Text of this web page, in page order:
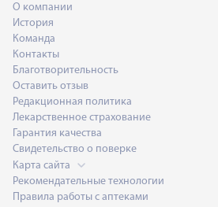
О компании
История
Команда
Контакты
Благотворительность
Оставить отзыв
Редакционная политика
Лекарственное страхование
Гарантия качества
Свидетельство о поверке
Карта сайта
Рекомендательные технологии
Правила работы с аптеками